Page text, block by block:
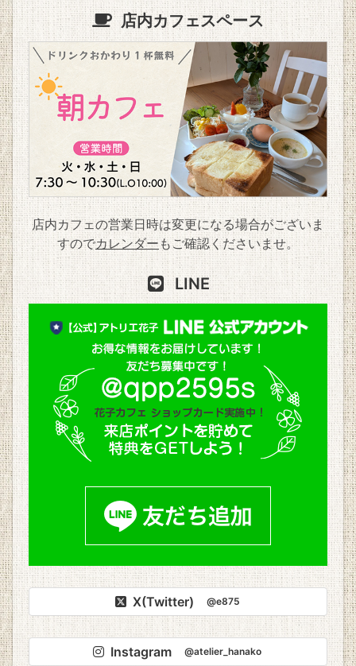
店内カフェスペース
店内カフェの営業日時は変更になる場合がございま
すのでカレンダーもご確認くださいませ。
LINE
X(Twitter) @e875
Instagram @atelier_hanako